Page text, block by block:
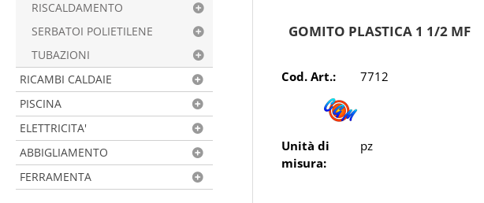
RISCALDAMENTO
SERBATOI POLIETILENE
TUBAZIONI
RICAMBI CALDAIE
PISCINA
ELETTRICITA'
ABBIGLIAMENTO
FERRAMENTA
GOMITO PLASTICA 1 1/2 MF
Cod. Art.: 7712
Unità di
misura:
pz